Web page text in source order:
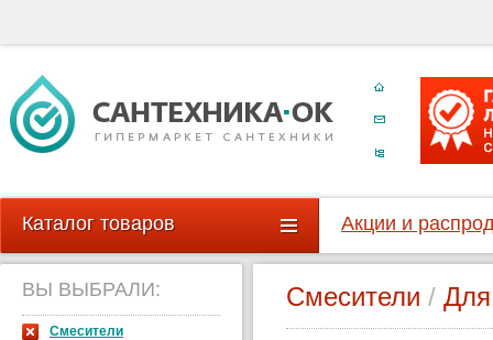
Каталог товаров Акции и
ВЫ ВЫБРАЛИ:
Смесители
Смесители /